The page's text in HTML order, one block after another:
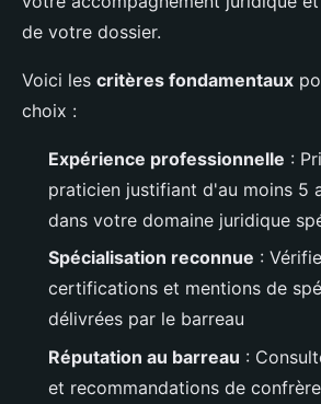
de votre dossier.
Voici les critères fondamentaux
choix :
Expérience professionnelle :
praticien justifiant d'au moins 5
dans votre domaine juridique
Spécialisation reconnue :
certifications et mentions de
délivrées par le barreau
Réputation au barreau :
et recommandations de